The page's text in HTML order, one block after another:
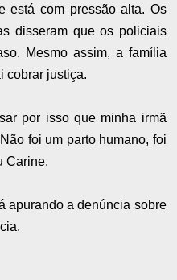
está com pressão alta. Os
disseram que os policiais
Mesmo assim, a família
cobrar justiça.
por isso que minha irmã
foi um parto humano, foi
Carine.
apurando a denúncia sobre